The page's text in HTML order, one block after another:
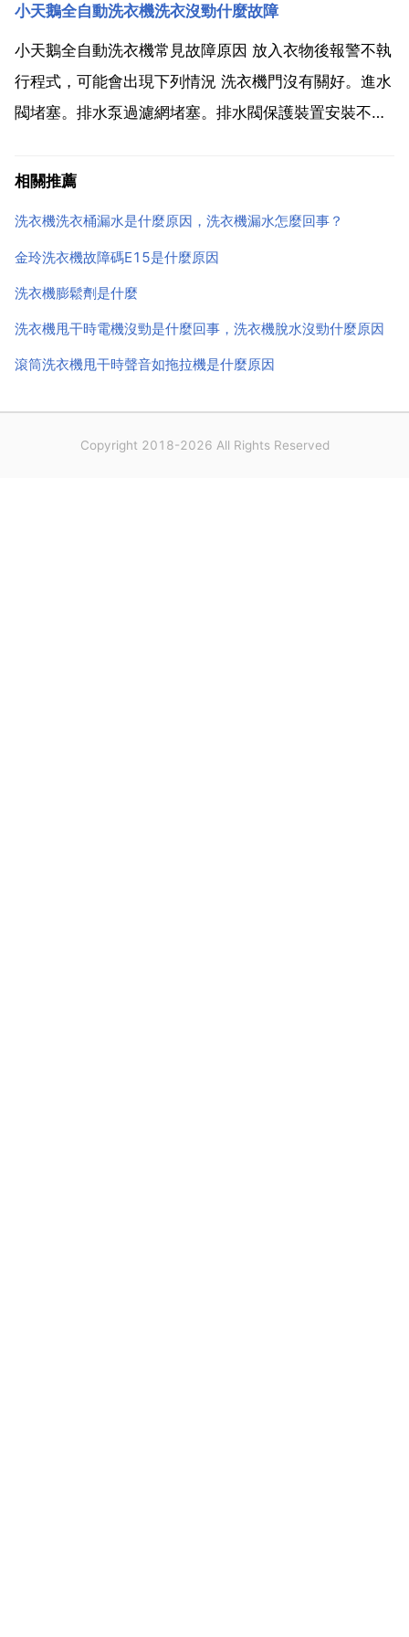
接頭，電磁閥入口處可以看到一金屬網，網上經常會有
沙粒鏽跡，清除雜物就好了。2，把供水的水龍頭開大
些，加大...
小天鵝全自動洗衣機洗衣沒勁什麼故障
小天鵝全自動洗衣機常見故障原因 放入衣物後報警不執
行程式，可能會出現下列情況 洗衣機門沒有關好。進水
閥堵塞。排水泵過濾網堵塞。排水閥保護裝置安裝不到
水龍頭閥門是否開啟，重新關好機門，並確定排水閥保
相關推薦
洗衣機洗衣桶漏水是什麼原因，洗衣機漏水怎麼回事？
金玲洗衣機故障碼E15是什麼原因
洗衣機膨鬆劑是什麼
洗衣機甩干時電機沒勁是什麼回事，洗衣機脫水沒勁什麼原因
滾筒洗衣機甩干時聲音如拖拉機是什麼原因
Copyright 2018-2026 All Rights Reserved